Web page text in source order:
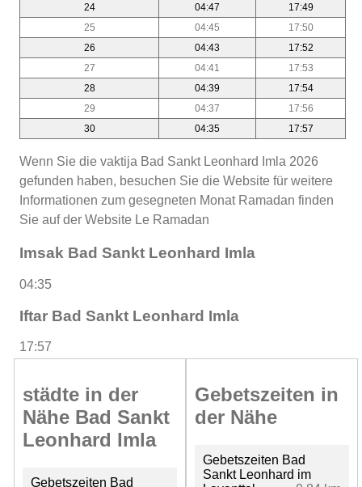
24
04:47
17:49
25
04:45
17:50
26
04:43
17:52
27
04:41
17:53
28
04:39
17:54
29
04:37
17:56
30
04:35 17:57
Wenn Sie die vaktija Bad Sankt Leonhard Imla 2026
gefunden haben, besuchen Sie die Website für weitere
Informationen zum gesegneten Monat Ramadan finden
Sie auf der Website Le Ramadan
Imsak Bad Sankt Leonhard Imla
04:35
Iftar Bad Sankt Leonhard Imla
17:57
städte in der
Nähe Bad Sankt
Leonhard Imla
Gebetszeiten Bad
Gebetszeiten in
der Nähe
Gebetszeiten Bad
Sankt Leonhard im